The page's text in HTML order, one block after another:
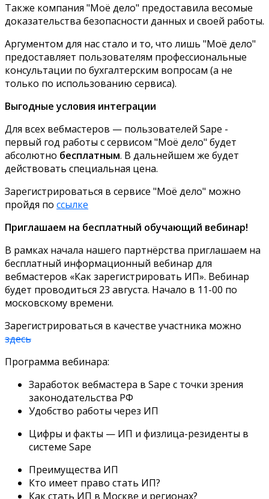
Также компания "Моё дело" предоставила весомые
доказательства безопасности данных и своей работы.
Аргументом для нас стало и то, что лишь "Моё дело"
предоставляет пользователям профессиональные
консультации по бухгалтерским вопросам (а не
только по использованию сервиса).
Выгодные условия интеграции
Для всех вебмастеров — пользователей Sape -
первый год работы с сервисом "Моё дело" будет
абсолютно бесплатным. В дальнейшем же будет
действовать специальная цена.
Зарегистрироваться в сервисе "Моё дело" можно
пройдя по ссылке
Приглашаем на бесплатный обучающий вебинар!
В рамках начала нашего партнёрства приглашаем на
бесплатный информационный вебинар для
вебмастеров «Как зарегистрировать ИП». Вебинар
будет проводиться 23 августа. Начало в 11-00 по
московскому времени.
Зарегистрироваться в качестве участника можно
здесь
Программа вебинара:
Заработок вебмастера в Sape с точки зрения
законодательства РФ
Удобство работы через ИП
Цифры и факты — ИП и физлица-резиденты в
системе Sape
Преимущества ИП
Кто имеет право стать ИП?
Как стать ИП в Москве и регионах?